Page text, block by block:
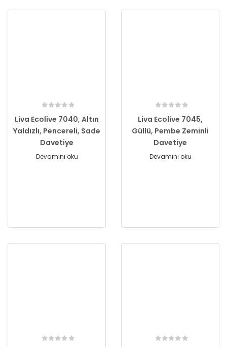
Liva Ecolive 7040, Altın
Yaldızlı, Pencereli, Sade
Davetiye
Devamını oku
Liva Ecolive 7045,
Güllü, Pembe Zeminli
Davetiye
Devamını oku